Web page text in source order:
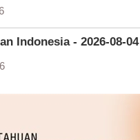
Indonesia - 2026-08-04